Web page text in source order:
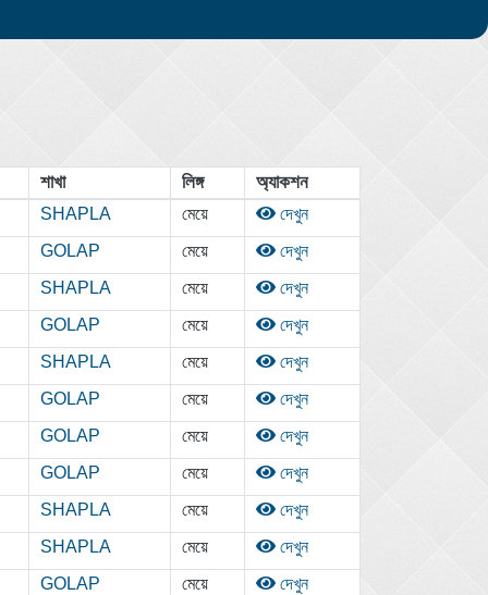
শাখা লিঙ্গ অ্যাকশন
SHAPLA মেয়ে দেখুন
GOLAP মেয়ে দেখুন
SHAPLA মেয়ে দেখুন
GOLAP মেয়ে দেখুন
SHAPLA মেয়ে দেখুন
GOLAP মেয়ে দেখুন
GOLAP মেয়ে দেখুন
GOLAP মেয়ে দেখুন
SHAPLA মেয়ে দেখুন
SHAPLA মেয়ে দেখুন
GOLAP মেয়ে দেখুন